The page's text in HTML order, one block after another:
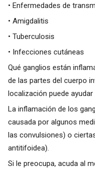
• Enfermedades de
• Amigdalitis
• Tuberculosis
• Infecciones cutáneas
Qué ganglios están
de las partes del cuerpo
localización puede
La inflamación de los
causada por algunos
las convulsiones) o
antitifoidea).
Si le preocupa, acuda al